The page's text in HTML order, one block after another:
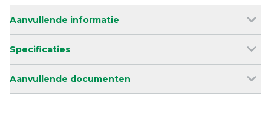
Aanvullende informatie
Specificaties
Aanvullende documenten